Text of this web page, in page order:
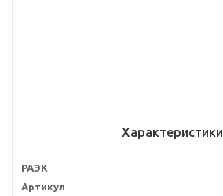
Характеристики
РАЭК
Артикул